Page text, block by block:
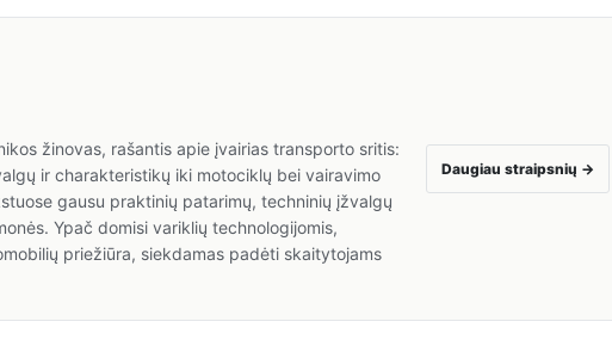
žinovas, rašantis apie įvairias transporto sritis:
ir charakteristikų iki motociklų bei vairavimo
gausu praktinių patarimų, techninių įžvalgų
Ypač domisi variklių technologijomis,
priežiūra, siekdamas padėti skaitytojams
Daugiau straipsnių →